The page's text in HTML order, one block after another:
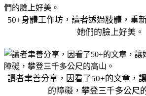
50+身體工作坊，讀者透過肢體，重
她們的臉上好美。
讀者聿善分享，因看了50+的文章，
的障礙，攀登三千多公尺